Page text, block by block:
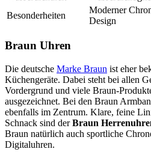
Besonderheiten
Moderner
Design
Braun Uhren
Die deutsche Marke Braun ist eher
Küchengeräte. Dabei steht bei allen
Vordergrund und viele Braun-
ausgezeichnet. Bei den Braun
ebenfalls im Zentrum. Klare, feine
Schnack sind derBraun
Braun natürlich auch sportliche
Digitaluhren.